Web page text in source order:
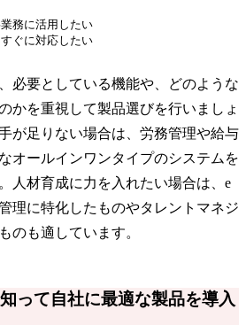
務に活用したい
ぐに対応したい
必要としている機能や、どのような
かを重視して製品選びを行いましょ
が足りない場合は、労務管理や給与
オールインワンタイプのシステムを
人材育成に力を入れたい場合は、e
理に特化したものやタレントマネジ
のも適しています。
って自社に最適な製品を導入